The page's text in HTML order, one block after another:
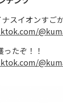
スイオンすご
ったぞ！！